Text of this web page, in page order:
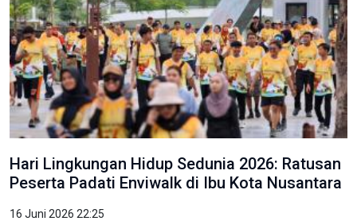
Hari Lingkungan Hidup Sedunia 2026: Ratusan
Peserta Padati Enviwalk di Ibu Kota Nusantara
16 Juni 2026 22:25